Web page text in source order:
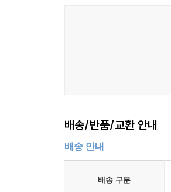
배송/반품/교환 안내
배송 안내
배송 구분